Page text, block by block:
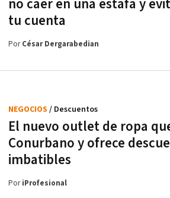
no caer en una estafa y
tu cuenta
PorCésar Dergarabedian
El nuevo outlet de ropa
Conurbano y ofrece
imbatibles
NEGOCIOS / Descuentos
PoriProfesional